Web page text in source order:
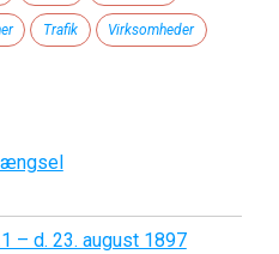
Trafik Virksomheder
– d. 23. august 1897